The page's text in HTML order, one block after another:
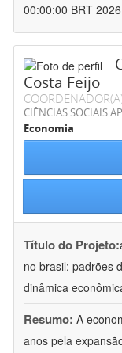
00:00:00 BRT 2026
Costa Feijo
CIÊNCIAS SOCIAIS
Economia
Título do Projeto:
no brasil: padrões
dinâmica
Resumo: A
anos pela